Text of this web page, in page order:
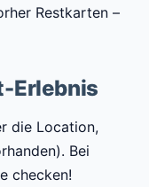
Restkarten –
Erlebnis
die Location,
Bei
checken!